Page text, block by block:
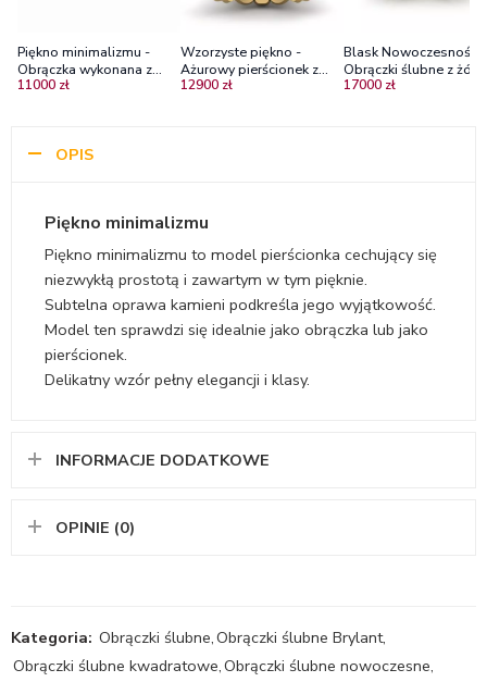
Piękno minimalizmu -
Obrączka wykonana z
żółtego złota z brylantami
11000 zł
Wzorzyste piękno -
Ażurowy pierścionek z
żółtego złota z
12900 zł
Blask Nowoczesności
Obrączki ślubne z
złota z rubinami
17000 zł
OPIS
Piękno minimalizmu
Piękno minimalizmu to model pierścionka cechujący się
niezwykłą prostotą i zawartym w tym pięknie.
Subtelna oprawa kamieni podkreśla jego wyjątkowość.
Model ten sprawdzi się idealnie jako obrączka lub jako
pierścionek.
Delikatny wzór pełny elegancji i klasy.
INFORMACJE DODATKOWE
OPINIE (0)
Kategoria: Obrączki ślubne,Obrączki ślubne Brylant,
Obrączki ślubne kwadratowe,Obrączki ślubne nowoczesne,